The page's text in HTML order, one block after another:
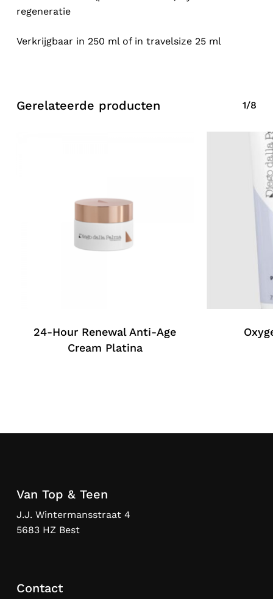
regeneratie
Verkrijgbaar in 250 ml of in travelsize 25 ml
Gerelateerde producten 1/8
24-Hour Renewal Anti-Age
Cream Platina
Van Top & Teen
J.J. Wintermansstraat 4
5683 HZ Best
Contact